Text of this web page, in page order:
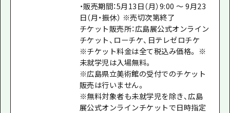
・販売期間：5月13日（月）9:00 ～ 9月23
日（月・振休） ※売切次第終了
チケット販売所：広島展公式オンライン
チケット、ローチケ、日テレゼロチケ
※チケット料金は全て税込み価格。 ※
未就学児は入場無料。
※広島県立美術館の受付でのチケット
販売は行いません。
※無料対象者も未就学児を除き、広島
展公式オンラインチケットで日時指定